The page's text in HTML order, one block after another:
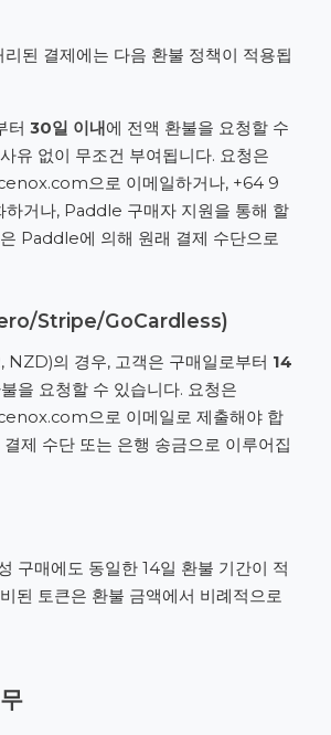
된 결제에는 다음 환불 정책이 적용됩
터 30일 이내에 전액 환불을 요청할 수
유 없이 무조건 부여됩니다. 요청은
으로 이메일하거나, +64 9
하거나, Paddle 구매자 지원을 통해 할
Paddle에 의해 원래 결제 수단으로
Stripe/GoCardless)
NZD)의 경우, 고객은 구매일로부터 14
을 요청할 수 있습니다. 요청은
으로 이메일로 제출해야 합
제 수단 또는 은행 송금으로 이루어집
구매에도 동일한 14일 환불 기간이 적
된 토큰은 환불 금액에서 비례적으로